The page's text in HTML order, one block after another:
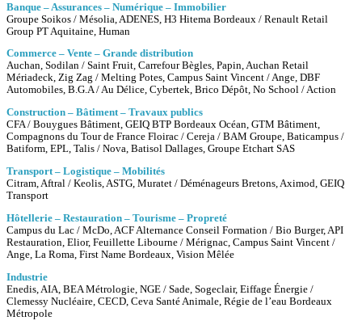
Banque – Assurances – Numérique – Immobilier
Groupe Soikos / Mésolia, ADENES, H3 Hitema Bordeaux / Renault Retail
Group PT Aquitaine, Human
Commerce – Vente – Grande distribution
Auchan, Sodilan / Saint Fruit, Carrefour Bègles, Papin, Auchan Retail
Mériadeck, Zig Zag / Melting Potes, Campus Saint Vincent / Ange, DBF
Automobiles, B.G.A / Au Délice, Cybertek, Brico Dépôt, No School / Action
Construction – Bâtiment – Travaux publics
CFA / Bouygues Bâtiment, GEIQ BTP Bordeaux Océan, GTM Bâtiment,
Compagnons du Tour de France Floirac / Cereja / BAM Groupe, Baticampus /
Batiform, EPL, Talis / Nova, Batisol Dallages, Groupe Etchart SAS
Transport – Logistique – Mobilités
Citram, Aftral / Keolis, ASTG, Muratet / Déménageurs Bretons, Aximod, GEIQ
Transport
Hôtellerie – Restauration – Tourisme – Propreté
Campus du Lac / McDo, ACF Alternance Conseil Formation / Bio Burger, API
Restauration, Elior, Feuillette Libourne / Mérignac, Campus Saint Vincent /
Ange, La Roma, First Name Bordeaux, Vision Mêlée
Industrie
Enedis, AIA, BEA Métrologie, NGE / Sade, Sogeclair, Eiffage Énergie /
Clemessy Nucléaire, CECD, Ceva Santé Animale, Régie de l’eau Bordeaux
Métropole